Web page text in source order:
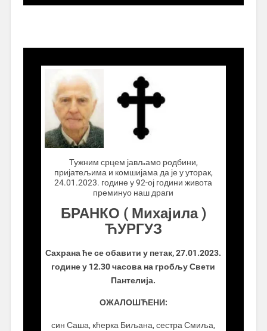
Тужним срцем јављамо родбини,
пријатељима и комшијама да је у уторак,
24.01.2023. године у 92-ој години живота
преминуо наш драги
БРАНКО ( Михајила )
ЋУРГУЗ
Сахрана ће се обавити у петак, 27.01.2023.
године у 12.30 часова на гробљу Свети
Пантелија.
ОЖАЛОШЋЕНИ:
син Саша, кћерка Биљана, сестра Смиља,